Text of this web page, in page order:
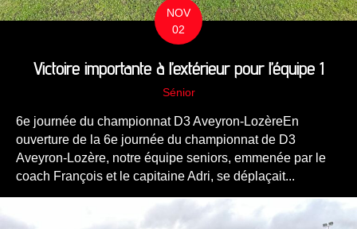
NOV
02
Victoire importante à l’extérieur pour l’équipe 1
Sénior
6e journée du championnat D3 Aveyron-LozèreEn
ouverture de la 6e journée du championnat de D3
Aveyron-Lozère, notre équipe seniors, emmenée par le
coach François et le capitaine Adri, se déplaçait...